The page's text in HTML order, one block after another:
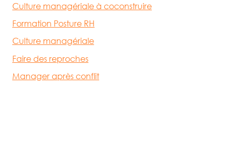
Culture managériale à coconstruire
Formation Posture RH
Culture managériale
Faire des reproches
Manager après conflit